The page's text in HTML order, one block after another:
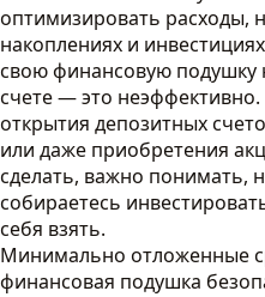
оптимизировать расходы,
накоплениях и
свою финансовую
счете — это
открытия депозитных
или даже приобретения
сделать, важно понимать,
собираетесь
себя взять.
Минимально отложенные
финансовая подушка